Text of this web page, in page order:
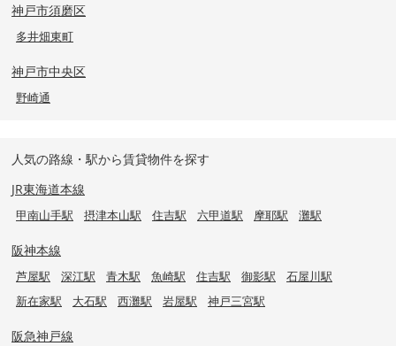
神戸市須磨区
多井畑東町
神戸市中央区
野崎通
人気の路線・駅から賃貸物件を探す
JR東海道本線
甲南山手駅 摂津本山駅 住吉駅 六甲道駅 摩耶駅 灘駅
阪神本線
芦屋駅 深江駅 青木駅 魚崎駅 住吉駅 御影駅
石屋川駅
新在家駅
大石駅 西灘駅 岩屋駅 神戸三宮駅
阪急神戸線